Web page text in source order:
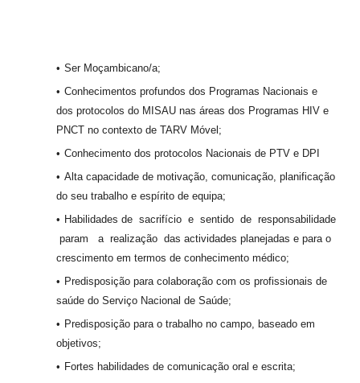
Ser Moçambicano/a;
Conhecimentos profundos dos Programas Nacionais e
dos protocolos do MISAU nas áreas dos Programas HIV e
PNCT no contexto de TARV Móvel;
Conhecimento dos protocolos Nacionais de PTV e DPI
Alta capacidade de motivação, comunicação, planificação
do seu trabalho e espírito de equipa;
Habilidades de sacrifício e sentido de responsabilidade
param a realização das actividades planejadas e para o
crescimento em termos de conhecimento médico;
Predisposição para colaboração com os profissionais de
saúde do Serviço Nacional de Saúde;
Predisposição para o trabalho no campo, baseado em
objetivos;
Fortes habilidades de comunicação oral e escrita;